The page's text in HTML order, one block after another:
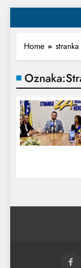
Home
Oznaka: